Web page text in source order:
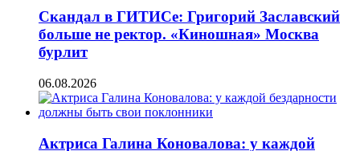
Скандал в ГИТИСе: Григорий Заславский
больше не ректор. «Киношная» Москва
бурлит
06.08.2026
Актриса Галина Коновалова: у каждой